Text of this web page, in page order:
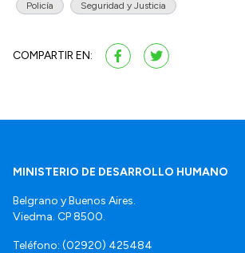
Policía Seguridad y Justicia
COMPARTIR EN:
MINISTERIO DE DESARROLLO HUMANO
Belgrano y Buenos Aires.
Viedma. CP 8500.
Teléfono: (02920) 425484